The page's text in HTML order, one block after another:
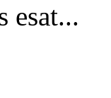
esat...